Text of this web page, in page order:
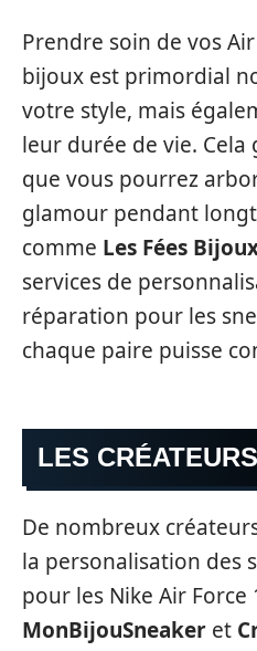
Prendre soin de vos
bijoux est primordial
votre style, mais
leur durée de vie.
que vous pourrez
glamour pendant
comme Les Fées
services de
réparation pour les
chaque paire puisse
LES
De nombreux
la personalisation des
pour les Nike Air Force
MonBijouSneaker et